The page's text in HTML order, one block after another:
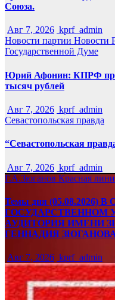
Союза.
Авг 7, 2026 kprf_admin
Новости партии Новости
Государственной Думе
Юрий Афонин: КПРФ
тысяч рублей
Авг 7, 2026 kprf_admin
Севастопольская правда
“Севастопольская
Авг 7, 2026 kprf_admin
Г.А.Зюганов Красная
Темы дня (05.08.2026)
ГОСУДАРСТВЕННОМ
АУДИТОРИЯ ИМЕНИ
ГЕННАДИЯ
Авг 7, 2026 kprf_admin